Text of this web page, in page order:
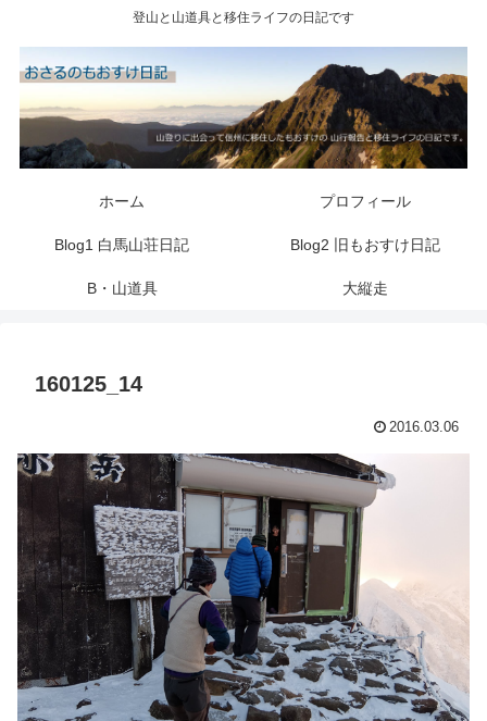
登山と山道具と移住ライフの日記です
ホーム プロフィール
Blog1 白馬山荘日記 Blog2 旧もおすけ日記
B・山道具 大縦走
160125_14
2016.03.06